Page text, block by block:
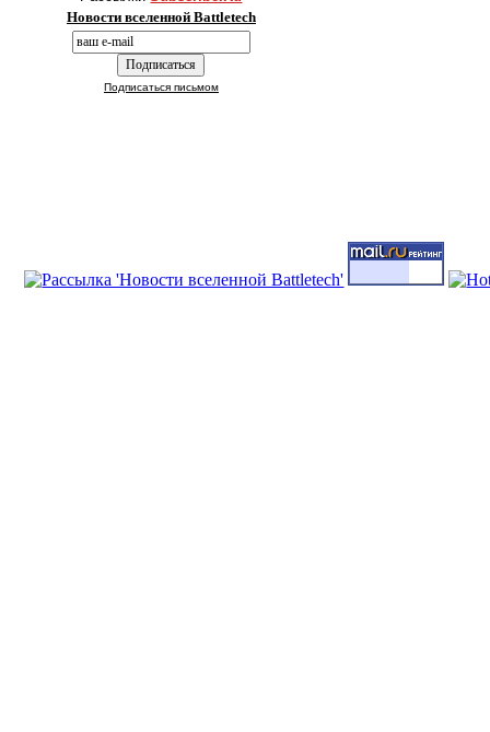
Новости вселенной Battletech
Подписаться письмом